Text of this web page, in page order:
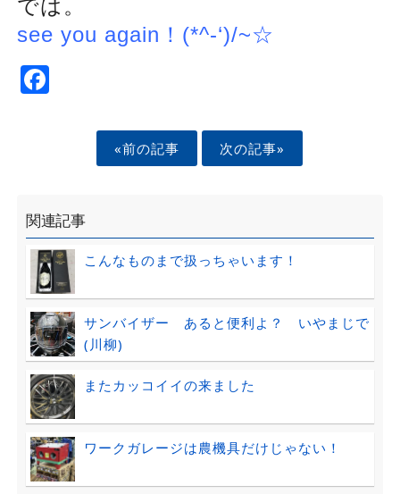
では。
see you again！(*^-‘)/~☆
Facebook
«前の記事 次の記事»
関連記事
こんなものまで扱っちゃいます！
サンバイザー あると便利よ？ いやまじで
(川柳)
またカッコイイの来ました
ワークガレージは農機具だけじゃない！